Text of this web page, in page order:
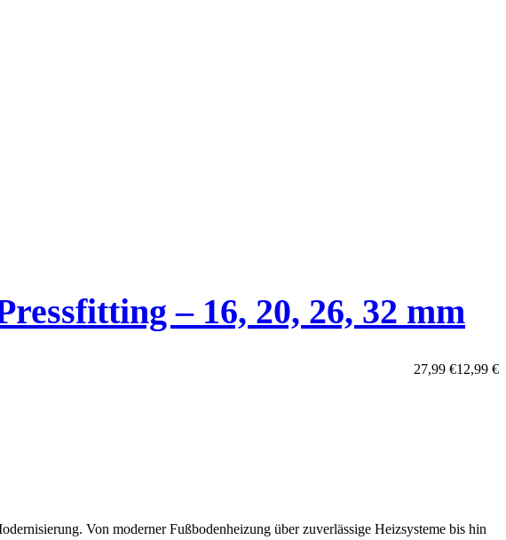
– 16, 20, 26, 32 mm
12,99 €
27,99 €
Von moderner Fußbodenheizung über zuverlässige Heizsysteme bis hin